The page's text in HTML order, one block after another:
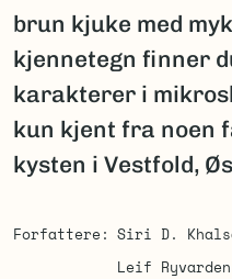
brun kjuke med
kjennetegn finner
karakterer i
kun kjent fra noen
kysten i Vestfold,
Forfattere Siri D.
Leif Ryvarden